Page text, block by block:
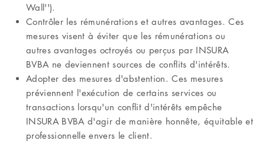
Wall'').
Contrôler les rémunérations et autres avantages. Ces
mesures visent à éviter que les rémunérations ou
autres avantages octroyés ou perçus par INSURA
BVBA ne deviennent sources de conflits d'intérêts.
Adopter des mesures d'abstention. Ces mesures
préviennent l'exécution de certains services ou
transactions lorsqu'un conflit d'intérêts empêche
INSURA BVBA d'agir de manière honnête, équitable et
professionnelle envers le client.